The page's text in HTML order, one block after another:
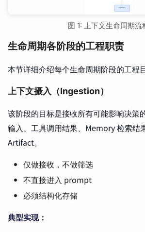
图 1: 上下文生命周期流
生命周期各阶段的工程职责
本节详细介绍每个生命周期阶段的工程
上下文摄入（Ingestion）
该阶段的目标是接收所有可能影响决策
输入、工具调用结果、Memory 检索结
Artifact。
仅做接收，不做筛选
不直接进入 prompt
必须结构化存储
典型实现：